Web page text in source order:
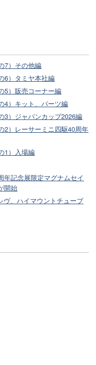
7）その他編
6）タミヤ本社編
5）販売コーナー編
4）キット、パーツ編
3）ジャパンカップ2026編
2）レーサーミニ四駆40周年
1）入場編
年記念展限定マグナムセイ
開始
ヴ、ハイマウントチューブ